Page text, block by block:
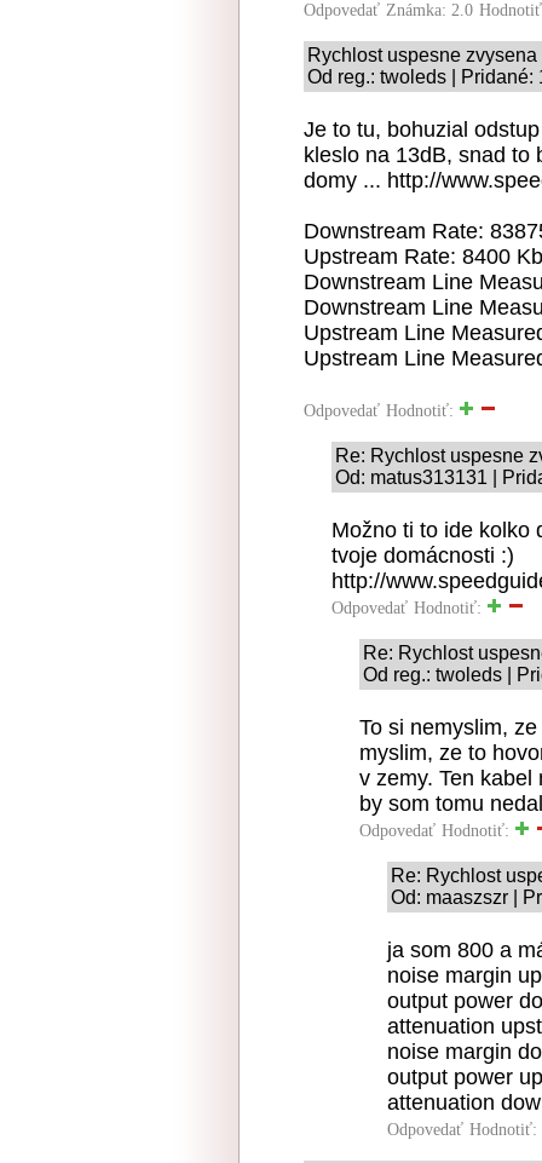
Odpovedať Známka: 2.0
Rychlost uspesne zvysena
Od reg.: twoleds | Pridané:
Je to tu, bohuzial
kleslo na 13dB, snad to
domy ... http://
Downstream Rate:
Upstream Rate: 8400
Downstream Line
Downstream Line
Upstream Line
Upstream Line
Odpovedať Hodnotiť:
Re: Rychlost uspesne
Od: matus313131 |
Možno ti to ide kolko
tvoje domácnosti :)
http://
Odpovedať Hodnotiť:
Re: Rychlost
Od reg.: twoleds |
To si nemyslim,
myslim, ze to
v zemy. Ten
by som tomu
Odpovedať Hodnotiť:
Re: Rychlost
Od: maaszszr |
ja som 800 a
noise margin
output power
attenuation
noise margin
output power
attenuation
Odpovedať Hodnotiť: